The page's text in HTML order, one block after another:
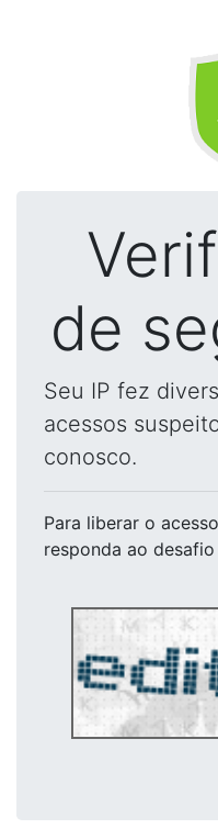
de
Seu IP fez
acessos
conosco.
Para liberar o acesso
responda ao